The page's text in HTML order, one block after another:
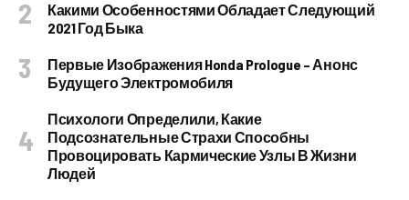
Какими Особенностями Обладает Следующий
2021 Год Быка
Первые Изображения Honda Prologue – Анонс
Будущего Электромобиля
Психологи Определили, Какие
Подсознательные Страхи Способны
Провоцировать Кармические Узлы В Жизни
Людей